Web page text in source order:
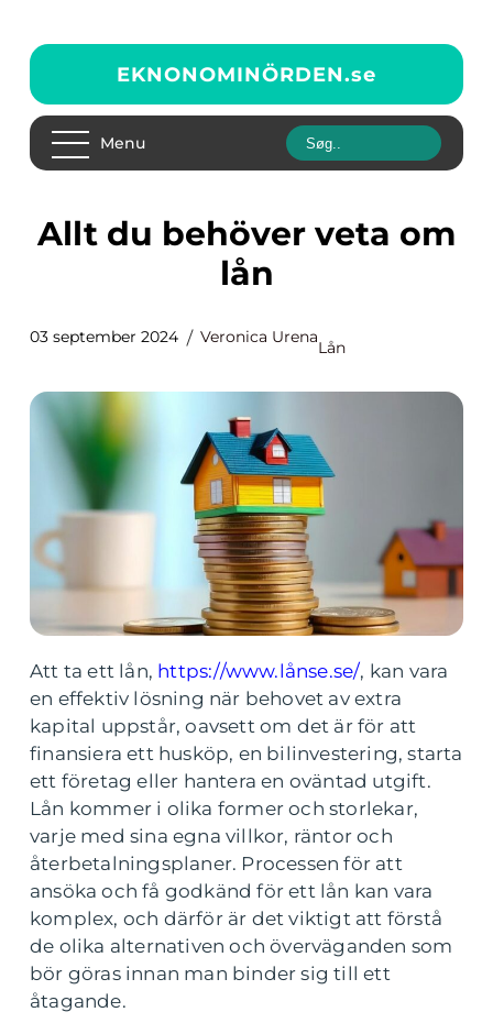
EKNONOMINÖRDEN.se
Menu
Allt du behöver veta om
lån
03 september 2024 Veronica Urena
Lån
Att ta ett lån, https://www.lånse.se/, kan vara
en effektiv lösning när behovet av extra
kapital uppstår, oavsett om det är för att
finansiera ett husköp, en bilinvestering, starta
ett företag eller hantera en oväntad utgift.
Lån kommer i olika former och storlekar,
varje med sina egna villkor, räntor och
återbetalningsplaner. Processen för att
ansöka och få godkänd för ett lån kan vara
komplex, och därför är det viktigt att förstå
de olika alternativen och överväganden som
bör göras innan man binder sig till ett
åtagande.